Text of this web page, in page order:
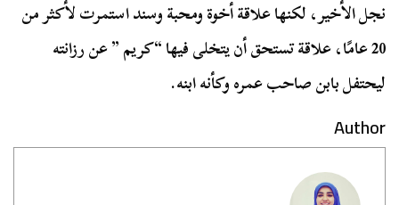
نجل الأخير، لكنها علاقة أخوة ومحبة وسند استمرت لأكثر من
20 عامًا، علاقة تستحق أن يتخلى فيها “كريم ” عن رزانته
ليحتفل بابن صاحب عمره وكأنه ابنه.
Author